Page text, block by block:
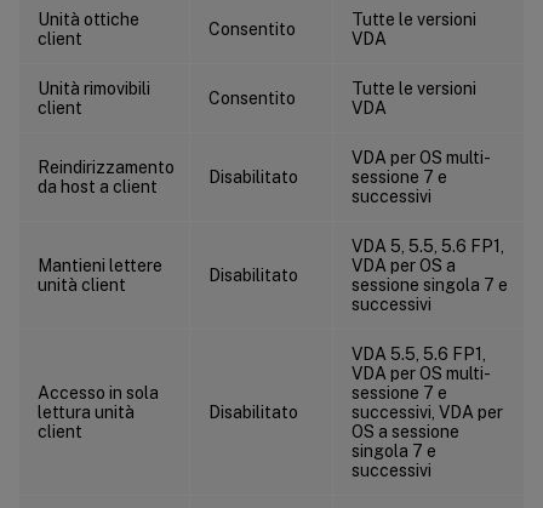
Unità ottiche
client
Consentito
Tutte le versioni
VDA
Unità rimovibili
client
Consentito
Tutte le versioni
VDA
Reindirizzamento
da host a client
Disabilitato
VDA per OS multi-
sessione 7 e
successivi
Mantieni lettere
unità client
Disabilitato
VDA 5, 5.5, 5.6 FP1,
VDA per OS a
sessione singola 7 e
successivi
Accesso in sola
lettura unità
client
Disabilitato
VDA 5.5, 5.6 FP1,
VDA per OS multi-
sessione 7 e
successivi, VDA per
OS a sessione
singola 7 e
successivi